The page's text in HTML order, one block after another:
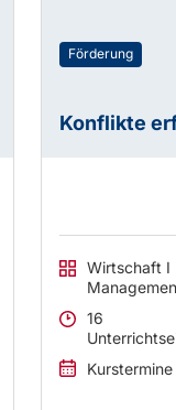
Förderung
Konflikte
Wirtschaft I
16
Kurstermine